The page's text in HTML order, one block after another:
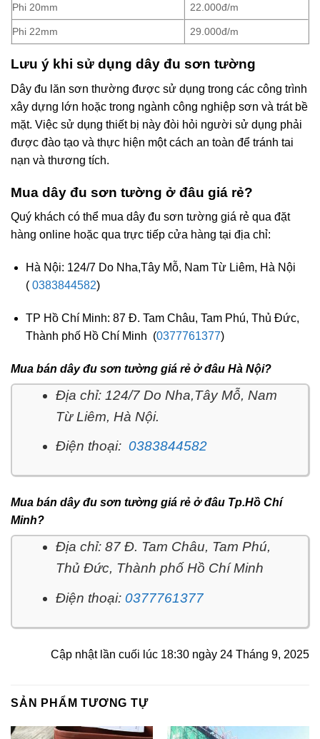
Phi 20mm 22.000đ/m
Phi 22mm 29.000đ/m
Lưu ý khi sử dụng dây đu sơn tường
Dây đu lăn sơn thường được sử dụng trong các công trình
xây dựng lớn hoặc trong ngành công nghiệp sơn và trát bề
mặt. Việc sử dụng thiết bị này đòi hỏi người sử dụng phải
được đào tạo và thực hiện một cách an toàn để tránh tai
nạn và thương tích.
Mua dây đu sơn tường ở đâu giá rẻ?
Quý khách có thể mua dây đu sơn tường giá rẻ qua đặt
hàng online hoặc qua trực tiếp cửa hàng tại địa chỉ:
Hà Nội: 124/7 Do Nha,Tây Mỗ, Nam Từ Liêm, Hà Nội
( 0383844582)
TP Hồ Chí Minh: 87 Đ. Tam Châu, Tam Phú, Thủ Đức,
Thành phố Hồ Chí Minh (0377761377)
Mua bán dây đu sơn tường giá rẻ ở đâu Hà Nội?
Địa chỉ: 124/7 Do Nha,Tây Mỗ, Nam
Từ Liêm, Hà Nội.
Điện thoại: 0383844582
Mua bán dây đu sơn tường giá rẻ ở đâu Tp.Hồ Chí
Minh?
Địa chỉ: 87 Đ. Tam Châu, Tam Phú,
Thủ Đức, Thành phố Hồ Chí Minh
Điện thoại: 0377761377
Cập nhật lần cuối lúc 18:30 ngày 24 Tháng 9, 2025
SẢN PHẨM TƯƠNG TỰ